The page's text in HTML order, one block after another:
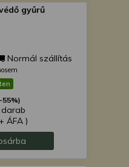
gyűrű
Normál szállítás
55%)
ÁFA )